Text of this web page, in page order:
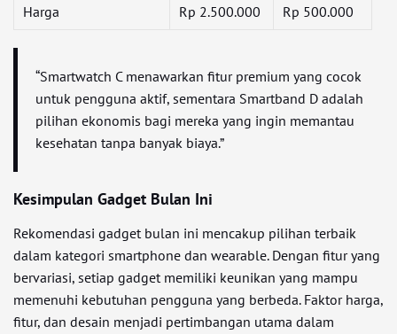
Harga Rp 2.500.000 Rp 500.000
“Smartwatch C menawarkan fitur premium yang cocok
untuk pengguna aktif, sementara Smartband D adalah
pilihan ekonomis bagi mereka yang ingin memantau
kesehatan tanpa banyak biaya.”
Kesimpulan Gadget Bulan Ini
Rekomendasi gadget bulan ini mencakup pilihan terbaik
dalam kategori smartphone dan wearable. Dengan fitur yang
bervariasi, setiap gadget memiliki keunikan yang mampu
memenuhi kebutuhan pengguna yang berbeda. Faktor harga,
fitur, dan desain menjadi pertimbangan utama dalam